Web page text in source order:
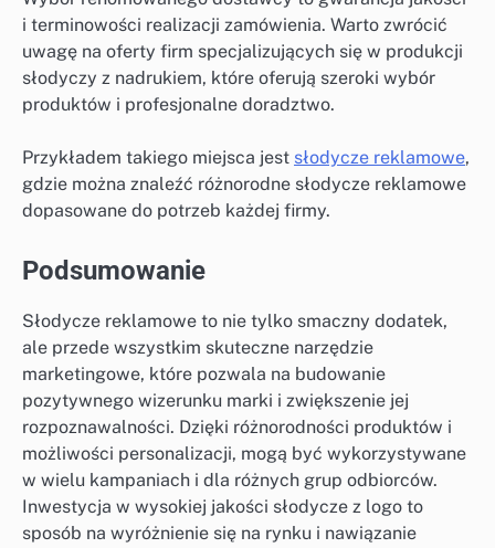
i terminowości realizacji zamówienia. Warto zwrócić
uwagę na oferty firm specjalizujących się w produkcji
słodyczy z nadrukiem, które oferują szeroki wybór
produktów i profesjonalne doradztwo.
Przykładem takiego miejsca jest słodycze reklamowe,
gdzie można znaleźć różnorodne słodycze reklamowe
dopasowane do potrzeb każdej firmy.
Podsumowanie
Słodycze reklamowe to nie tylko smaczny dodatek,
ale przede wszystkim skuteczne narzędzie
marketingowe, które pozwala na budowanie
pozytywnego wizerunku marki i zwiększenie jej
rozpoznawalności. Dzięki różnorodności produktów i
możliwości personalizacji, mogą być wykorzystywane
w wielu kampaniach i dla różnych grup odbiorców.
Inwestycja w wysokiej jakości słodycze z logo to
sposób na wyróżnienie się na rynku i nawiązanie